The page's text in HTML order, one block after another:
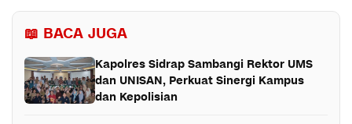
📖 BACA JUGA
Kapolres Sidrap Sambangi Rektor UMS
dan UNISAN, Perkuat Sinergi Kampus
dan Kepolisian